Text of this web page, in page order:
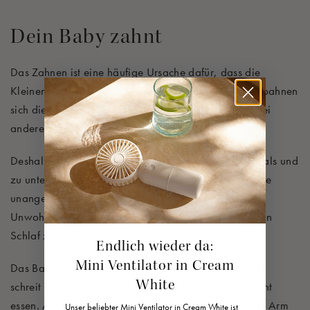
Dein Baby zahnt
Das Zahnen ist eine häufige Ursache dafür, dass die
Kleinen nicht einschlafen können. Bei einigen Babys bahnen
sich die ersten Zähne mit 3-4 Monaten ihren Weg, bei
anderen erst mit 6 Monaten.
Deshalb tritt das Zahnen im ersten Lebensjahr mehrmals und
zu unterschiedlichen Zeitpunkten auf, und es kann eine
unangenehme Phase sein. Die Schmerzen und das
Unwohlsein können dein Baby davon abhalten, in den
Schlaf zu finden.
Das Baby ist dann müde, will aber nicht schlafen und
schreit stattdessen. Vielleicht will es auch nicht so recht
essen. Auch hier beruhigen Kuscheleinheiten, auf den Arm
Endlich wieder da:
Mini Ventilator in Cream
White
Unser beliebter Mini Ventilator in Cream White ist